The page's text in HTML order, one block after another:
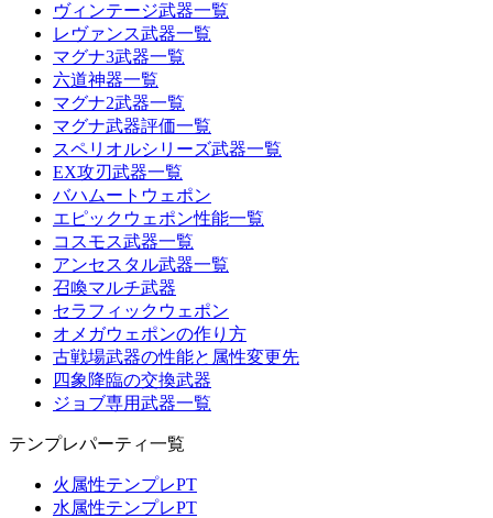
ヴィンテージ武器一覧
レヴァンス武器一覧
マグナ3武器一覧
六道神器一覧
マグナ2武器一覧
マグナ武器評価一覧
スペリオルシリーズ武器一覧
EX攻刃武器一覧
バハムートウェポン
エピックウェポン性能一覧
コスモス武器一覧
アンセスタル武器一覧
召喚マルチ武器
セラフィックウェポン
オメガウェポンの作り方
古戦場武器の性能と属性変更先
四象降臨の交換武器
ジョブ専用武器一覧
テンプレパーティ一覧
火属性テンプレPT
水属性テンプレPT